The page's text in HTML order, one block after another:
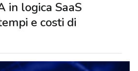
in logica SaaS
e costi di